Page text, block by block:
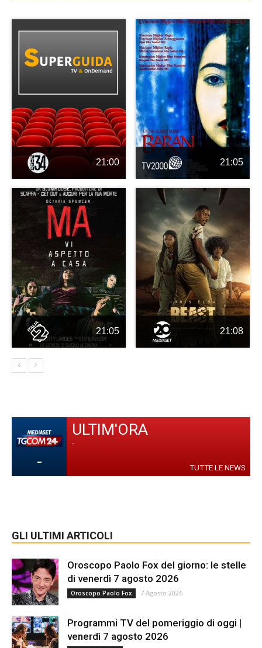
21:00 21:05
21:05 21:08
-
ULTIM'ORA
-
TUTTE LE NEWS
GLI ULTIMI ARTICOLI
Oroscopo Paolo Fox del giorno: le stelle
di venerdì 7 agosto 2026
Oroscopo Paolo Fox 7 Agosto 2026
Programmi TV del pomeriggio di oggi |
venerdì 7 agosto 2026